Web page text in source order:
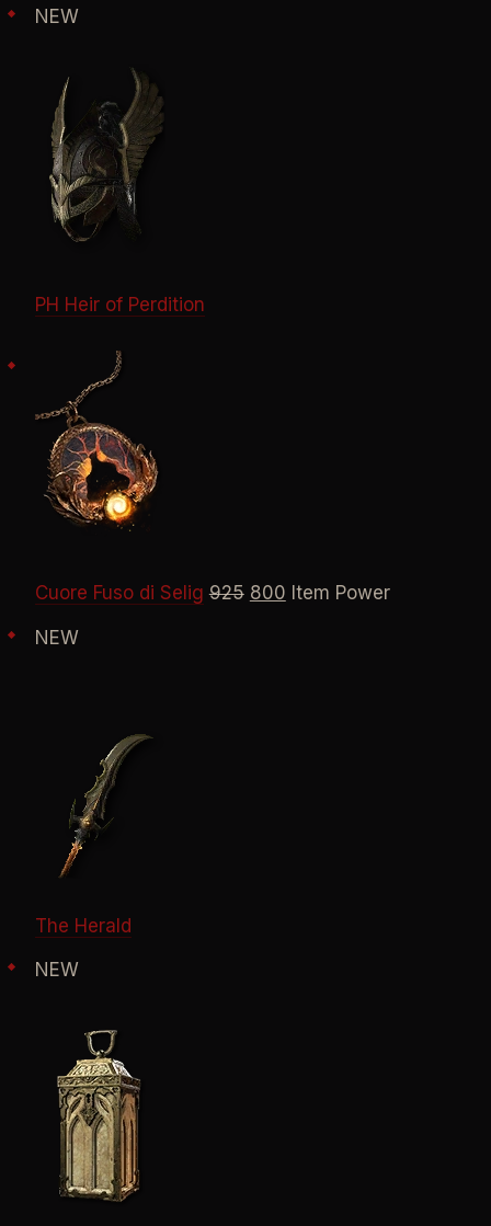
NEW
PH Heir of Perdition
Cuore Fuso di Selig 925 800 Item Power
NEW
The Herald
NEW